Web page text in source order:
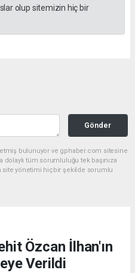
olup sitemizin hiç bir
Gönder
etmiş bulunuyor ve gphaber.com sitesine
dolaylı tüm sorumluluğu tek başınıza
site yönetimi hiçbir şekilde sorumlu
Özcan İlhan'ın
Verildi